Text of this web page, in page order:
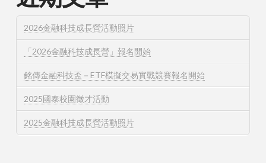
2026金融科技成長營活動照片
「2026金融科技成長營」報名開始
銘傳金融科技盃－ETF模擬交易實戰競賽報名開始
2025國泰校園徵才活動
2025金融科技成長營活動照片